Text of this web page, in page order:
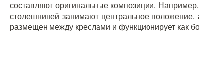
составляют оригинальные композиции. Например,
столешницей занимают центральное
размещен между креслами и функционирует как